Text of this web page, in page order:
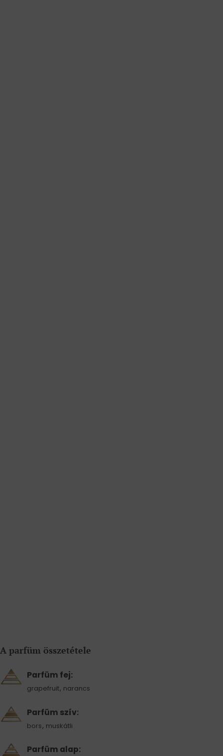
A parfüm összetétele
Parfüm fej:
grapefruit, narancs
Parfüm szív:
bors, muskátli
Parfüm alap: